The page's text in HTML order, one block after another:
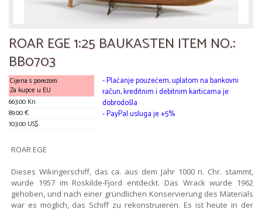
ROAR EGE 1:25 BAUKASTEN ITEM NO.:
BB0703
Cijena s porezom
Za kupce u EU
663.00 Kn
89.00 €
103.00 US$
- Plaćanje pouzećem, uplatom na bankovni
račun, kreditnim i debitnim karticama je
dobrodošla
- PayPal usluga je +5%
ROAR EGE
Dieses Wikingerschiff, das ca. aus dem Jahr 1000 n. Chr. stammt,
wurde 1957 im Roskilde-Fjord entdeckt. Das Wrack wurde 1962
gehoben, und nach einer gründlichen Konservierung des Materials
war es möglich, das Schiff zu rekonstruieren. Es ist heute in der